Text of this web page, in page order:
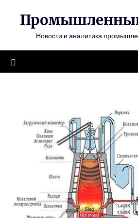
содержимому
Новости и аналитика